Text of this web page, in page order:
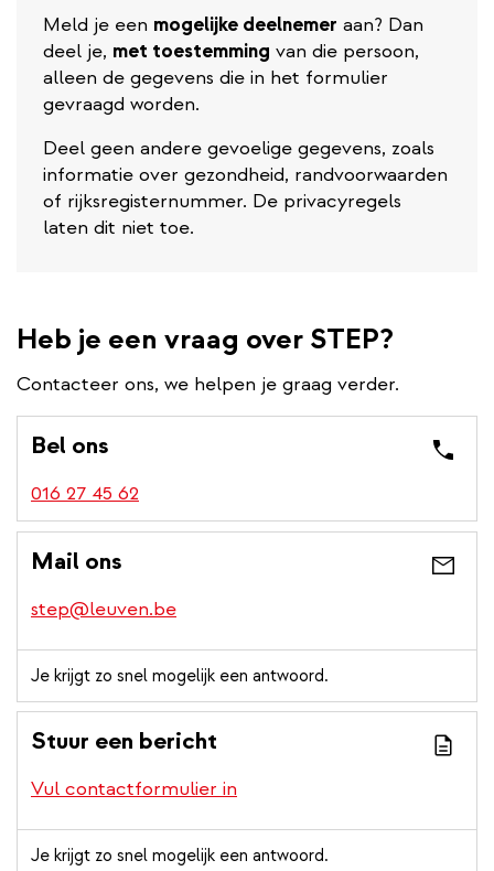
Meld je een mogelijke deelnemer aan? Dan
deel je, met toestemming van die persoon,
alleen de gegevens die in het formulier
gevraagd worden.
Deel geen andere gevoelige gegevens, zoals
informatie over gezondheid, randvoorwaarden
of rijksregisternummer. De privacyregels
laten dit niet toe.
Heb je een vraag over STEP?
Contacteer ons, we helpen je graag verder.
Bel ons
016 27 45 62
Mail ons
step@leuven.be
Je krijgt zo snel mogelijk een antwoord.
Stuur een bericht
Vul contactformulier in
Je krijgt zo snel mogelijk een antwoord.